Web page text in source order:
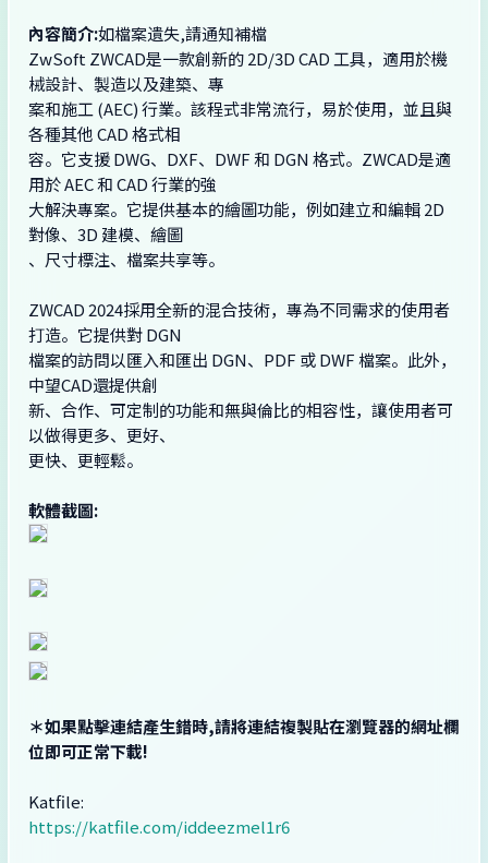
內容簡介:如檔案遺失,請通知補檔
ZwSoft ZWCAD是一款創新的 2D/3D CAD 工具，適用於機
械設計、製造以及建築、專
案和施工 (AEC) 行業。該程式非常流行，易於使用，並且與
各種其他 CAD 格式相
容。它支援 DWG、DXF、DWF 和 DGN 格式。ZWCAD是適
用於 AEC 和 CAD 行業的強
大解決專案。它提供基本的繪圖功能，例如建立和編輯 2D
對像、3D 建模、繪圖
、尺寸標注、檔案共享等。
ZWCAD 2024採用全新的混合技術，專為不同需求的使用者
打造。它提供對 DGN
檔案的訪問以匯入和匯出 DGN、PDF 或 DWF 檔案。此外，
中望CAD還提供創
新、合作、可定制的功能和無與倫比的相容性，讓使用者可
以做得更多、更好、
更快、更輕鬆。
軟體截圖:
＊如果點擊連結產生錯時,請將連結複製貼在瀏覽器的網址欄
位即可正常下載!
Katfile:
https://katfile.com/iddeezmel1r6